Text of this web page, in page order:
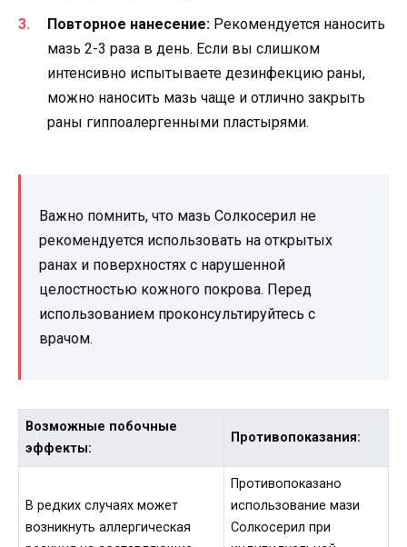
Повторное нанесение: Рекомендуется наносить
мазь 2-3 раза в день. Если вы слишком
интенсивно испытываете дезинфекцию раны,
можно наносить мазь чаще и отлично закрыть
раны гиппоалергенными пластырями.
Важно помнить, что мазь Солкосерил не
рекомендуется использовать на открытых
ранах и поверхностях с нарушенной
целостностью кожного покрова. Перед
использованием проконсультируйтесь с
врачом.
Возможные побочные
эффекты:
Противопоказания:
В редких случаях может
возникнуть аллергическая
Противопоказано
использование мази
Солкосерил при